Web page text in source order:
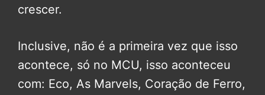
crescer.
Inclusive, não é a primeira vez que isso
acontece, só no MCU, isso aconteceu
com: Eco, As Marvels, Coração de Ferro,